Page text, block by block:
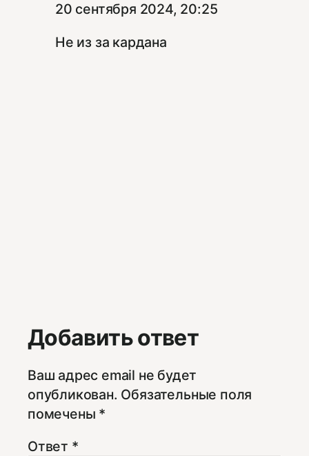
20 сентября 2024, 20:25
Не из за кардана
Добавить ответ
Ваш адрес email не будет
опубликован. Обязательные поля
помечены *
Ответ *